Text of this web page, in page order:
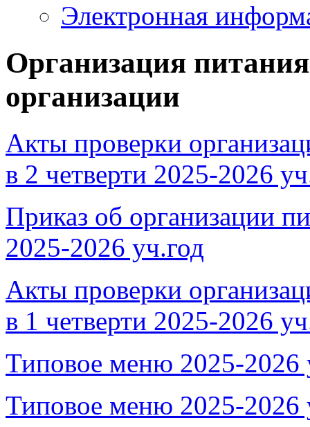
Электронная
Организация
организации
Акты проверки
в 2 четверти 2025-2026
Приказ об
2025-2026 уч.год
Акты проверки
в 1 четверти 2025-2026
Типовое меню 2025-2026
Типовое меню 2025-2026